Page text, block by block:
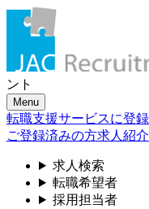
ント
Menu
転職支援サービスに登
ご登録済みの方求人紹
求人検索
転職希望者
採用担当者